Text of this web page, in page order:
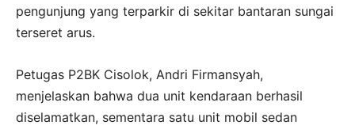
pengunjung yang terparkir di sekitar bantaran sungai
terseret arus.
Petugas P2BK Cisolok, Andri Firmansyah,
menjelaskan bahwa dua unit kendaraan berhasil
diselamatkan, sementara satu unit mobil sedan